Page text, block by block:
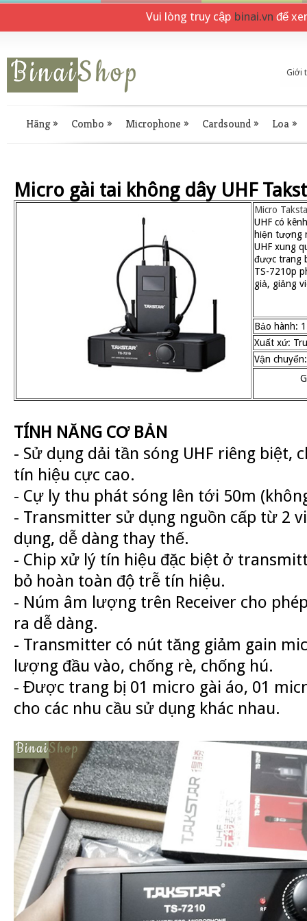
Vui lòng truy cập binai.vn để
Giới
Hãng» Combo » Microphone » Cardsound» Loa»
Micro gài tai không dây UHF
Micro
UHF có
hiện tượng
UHF xung
được trang
TS-7210p
giả, giảng
Bảo hành:
Xuất xứ:
Vận
TÍNH NĂNG CƠ BẢN
- Sử dụng dải tần sóng UHF riêng biệt,
tín hiệu cực cao.
- Cự ly thu phát sóng lên tới 50m
- Transmitter sử dụng nguồn cấp từ 2
dụng, dễ dàng thay thế.
- Chip xử lý tín hiệu đặc biệt ở
bỏ hoàn toàn độ trễ tín hiệu.
- Núm âm lượng trên Receiver cho
ra dễ dàng.
- Transmitter có nút tăng giảm gain
lượng đầu vào, chống rè, chống hú.
- Được trang bị 01 micro gài áo, 01
cho các nhu cầu sử dụng khác nhau.